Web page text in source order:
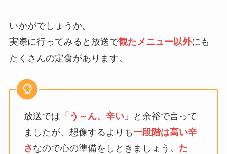
いかがでしょうか。
実際に行ってみると放送で観たメニュー以外にも
たくさんの定食があります。
放送では 「う～ん、辛い」
と余裕で言って
ましたが、想像するよりも一段階は高い辛
さ なので心の準備をしときましょう。 た